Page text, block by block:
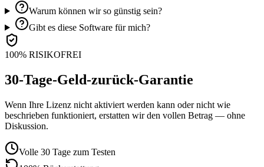
Warum können wir so günstig sein?
Gibt es diese Software für mich?
100% RISIKOFREI
30-Tage-Geld-zurück-Garantie
Wenn Ihre Lizenz nicht aktiviert werden kann oder nicht wie
beschrieben funktioniert, erstatten wir den vollen Betrag — ohne
Diskussion.
Volle 30 Tage zum Testen